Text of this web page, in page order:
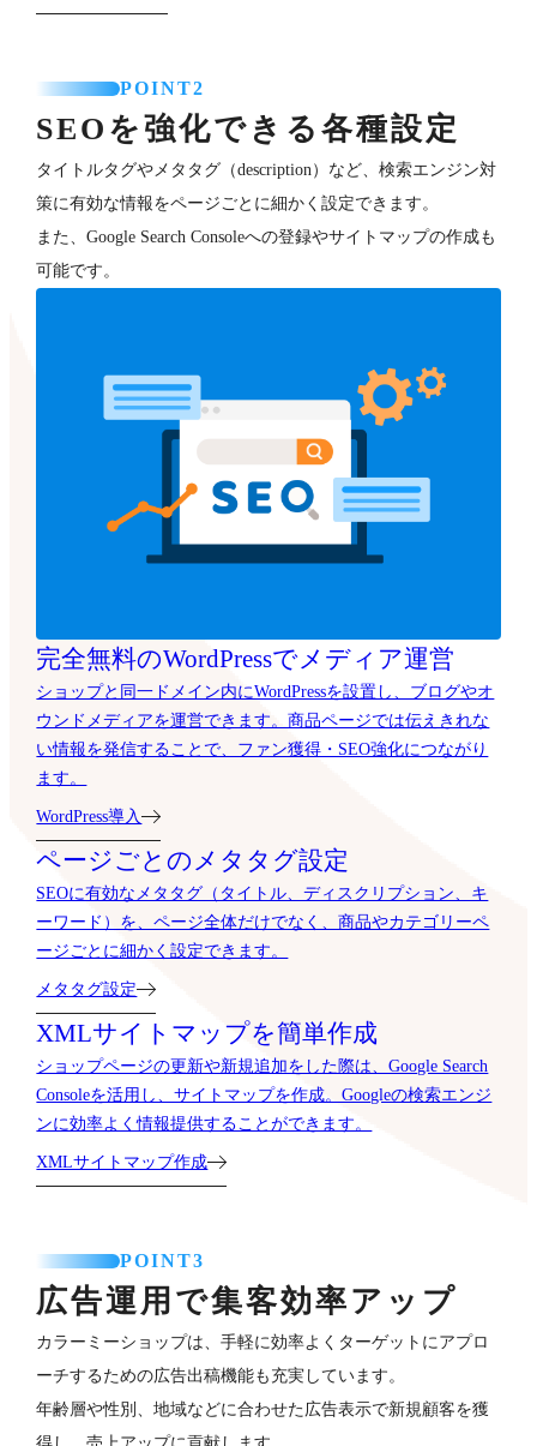
POINT2
SEOを強化できる各種設定
タイトルタグやメタタグ（description）など、検索エンジン対
策に有効な情報をページごとに細かく設定できます。
また、Google Search Consoleへの登録やサイトマップの作成も
可能です。
完全無料のWordPressでメディア運営
ショップと同一ドメイン内にWordPressを設置し、ブログやオ
ウンドメディアを運営できます。商品ページでは伝えきれな
い情報を発信することで、ファン獲得・SEO強化につながり
ます。
WordPress導入
ページごとのメタタグ設定
SEOに有効なメタタグ（タイトル、ディスクリプション、キ
ーワード）を、ページ全体だけでなく、商品やカテゴリーペ
ージごとに細かく設定できます。
メタタグ設定
XMLサイトマップを簡単作成
ショップページの更新や新規追加をした際は、Google Search
Consoleを活用し、サイトマップを作成。Googleの検索エンジ
ンに効率よく情報提供することができます。
XMLサイトマップ作成
POINT3
広告運用で集客効率アップ
カラーミーショップは、手軽に効率よくターゲットにアプロ
ーチするための広告出稿機能も充実しています。
年齢層や性別、地域などに合わせた広告表示で新規顧客を獲